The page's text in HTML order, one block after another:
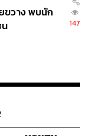
ขวาง พบนัก
147